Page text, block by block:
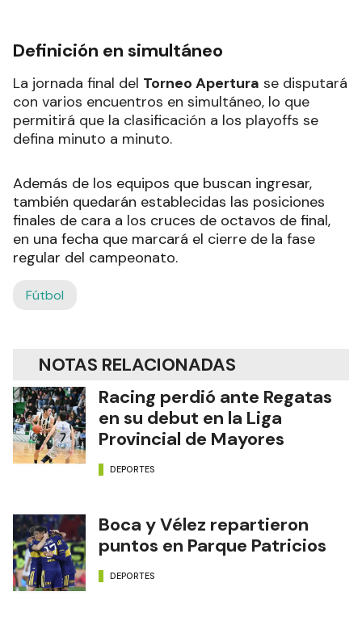
Definición en simultáneo
La jornada final del Torneo Apertura se disputará
con varios encuentros en simultáneo, lo que
permitirá que la clasificación a los playoffs se
defina minuto a minuto.
Además de los equipos que buscan ingresar,
también quedarán establecidas las posiciones
finales de cara a los cruces de octavos de final,
en una fecha que marcará el cierre de la fase
regular del campeonato.
Fútbol
NOTAS RELACIONADAS
Racing perdió ante Regatas
en su debut en la Liga
Provincial de Mayores
DEPORTES
Boca y Vélez repartieron
puntos en Parque Patricios
DEPORTES